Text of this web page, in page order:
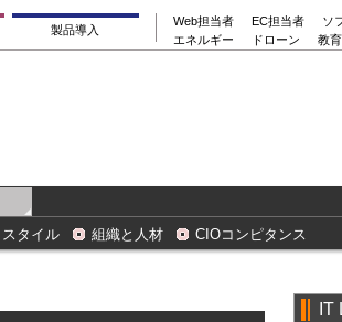
製品導入
Web担当者 EC担当者
ソ
エネルギー
ドローン 教
タイル 組織と人材 CIOコンピタンス
IT